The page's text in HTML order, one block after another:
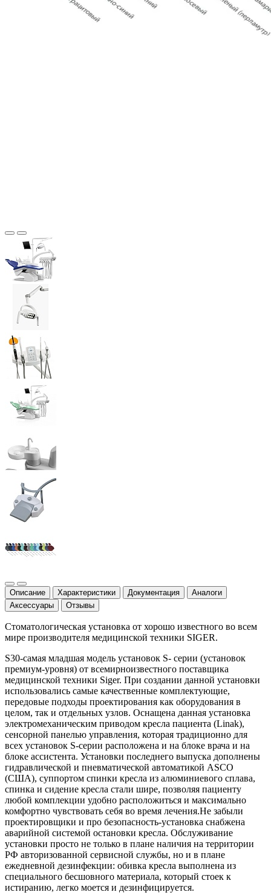
Описание Характеристики Документация
Аналоги
Аксессуары
Отзывы
Стоматологическая установка от хорошо известного во всем
мире производителя медицинской техники SIGER.
S30-самая младшая модель установок S- серии (установок
премиум-уровня) от всемирноизвестного поставщика
медицинской техники Siger. При создании данной установки
использовались самые качественные комплектующие,
передовые подходы проектирования как оборудования в
целом, так и отдельных узлов. Оснащена данная установка
электромеханическим приводом кресла пациента (Linak),
сенсорной панелью управления, которая традиционно для
всех установок S-серии расположена и на блоке врача и на
блоке ассистента. Установки последнего выпуска дополнены
гидравлической и пневматической автоматикой ASCO
(США), суппортом спинки кресла из алюминиевого сплава,
спинка и сидение кресла стали шире, позволяя пациенту
любой комплекции удобно расположиться и максимально
комфортно чувствовать себя во время лечения.Не забыли
проектировщики и про безопасность-установка снабжена
аварийной системой остановки кресла. Обслуживание
установки просто не только в плане наличия на территории
РФ авторизованной сервисной службы, но и в плане
ежедневной дезинфекции: обивка кресла выполнена из
специального бесшовного материала, который стоек к
истиранию, легко моется и дезинфицируется.